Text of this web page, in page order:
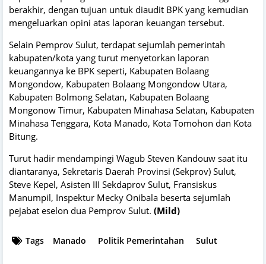
berakhir, dengan tujuan untuk diaudit BPK yang kemudian
mengeluarkan opini atas laporan keuangan tersebut.
Selain Pemprov Sulut, terdapat sejumlah pemerintah
kabupaten/kota yang turut menyetorkan laporan
keuangannya ke BPK seperti, Kabupaten Bolaang
Mongondow, Kabupaten Bolaang Mongondow Utara,
Kabupaten Bolmong Selatan, Kabupaten Bolaang
Mongonow Timur, Kabupaten Minahasa Selatan, Kabupaten
Minahasa Tenggara, Kota Manado, Kota Tomohon dan Kota
Bitung.
Turut hadir mendampingi Wagub Steven Kandouw saat itu
diantaranya, Sekretaris Daerah Provinsi (Sekprov) Sulut,
Steve Kepel, Asisten III Sekdaprov Sulut, Fransiskus
Manumpil, Inspektur Mecky Onibala beserta sejumlah
pejabat eselon dua Pemprov Sulut. (Mild)
Tags Manado Politik Pemerintahan Sulut